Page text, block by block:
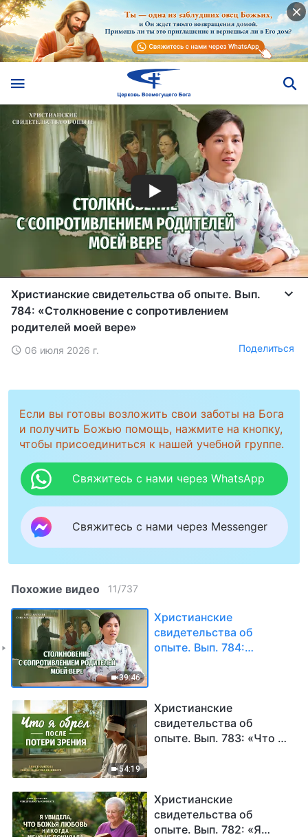
Христианские свидетельства об опыте. Вып.
784: «Столкновение с сопротивлением
родителей моей вере»
06 июля 2026 г. Поделиться
Если вы готовы возложить свои заботы на Бога
и получить Божью помощь, нажмите на кнопку,
чтобы присоединиться к нашей учебной группе.
Свяжитесь с нами через WhatsApp
Свяжитесь с нами через Messenger
Похожие видео 11/737
39:46
Христианские
свидетельства об
опыте. Вып. 784:
54:19
Христианские
свидетельства об
опыте. Вып. 783: «Что я
Христианские
свидетельства об
опыте. Вып. 782: «Я